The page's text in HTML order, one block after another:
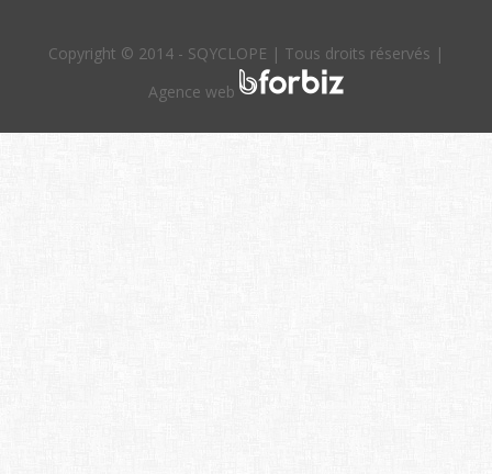
Copyright © 2014 - SQYCLOPE | Tous droits réservés |
Agence web